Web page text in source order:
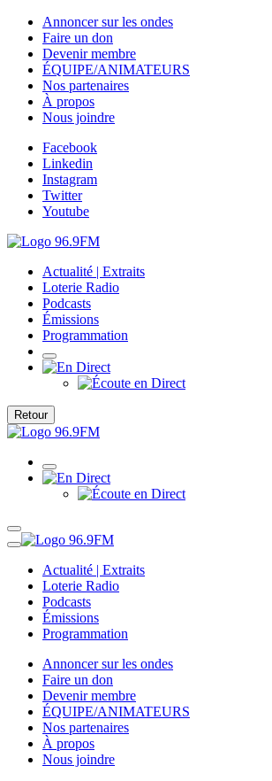
Annoncer sur les ondes
Faire un don
Devenir membre
ÉQUIPE/ANIMATEURS
Nos partenaires
À propos
Nous joindre
Facebook
Linkedin
Instagram
Twitter
Youtube
Actualité | Extraits
Loterie Radio
Podcasts
Émissions
Programmation
Retour
Actualité | Extraits
Loterie Radio
Podcasts
Émissions
Programmation
Annoncer sur les ondes
Faire un don
Devenir membre
ÉQUIPE/ANIMATEURS
Nos partenaires
À propos
Nous joindre